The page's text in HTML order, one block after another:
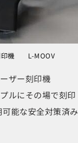
印機 L-MOOV
ザー刻印機
ルにその場で刻印
可能な安全対策済み